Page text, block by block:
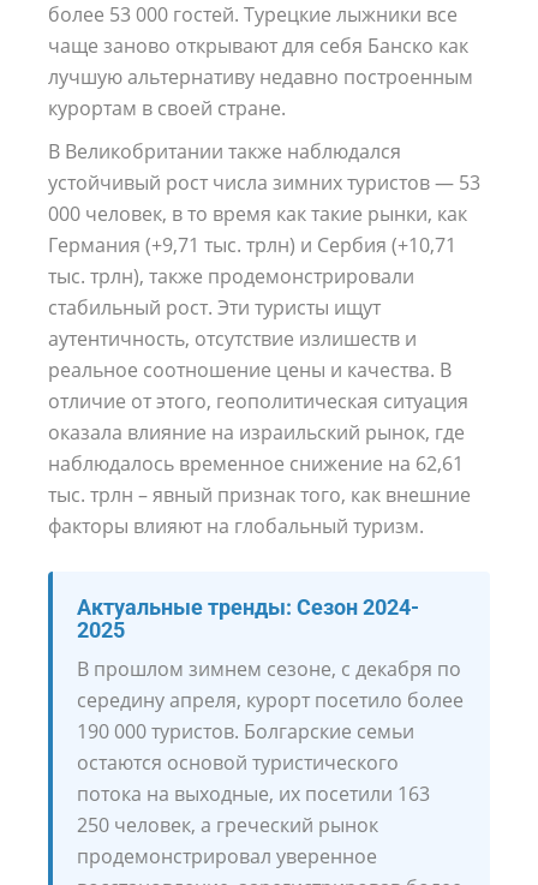
более 53 000 гостей. Турецкие лыжники все
чаще заново открывают для себя Банско как
лучшую альтернативу недавно построенным
курортам в своей стране.
В Великобритании также наблюдался
устойчивый рост числа зимних туристов — 53
000 человек, в то время как такие рынки, как
Германия (+9,71 тыс. трлн) и Сербия (+10,71
тыс. трлн), также продемонстрировали
стабильный рост. Эти туристы ищут
аутентичность, отсутствие излишеств и
реальное соотношение цены и качества. В
отличие от этого, геополитическая ситуация
оказала влияние на израильский рынок, где
наблюдалось временное снижение на 62,61
тыс. трлн – явный признак того, как внешние
факторы влияют на глобальный туризм.
Актуальные тренды: Сезон 2024-
2025
В прошлом зимнем сезоне, с декабря по
середину апреля, курорт посетило более
190 000 туристов. Болгарские семьи
остаются основой туристического
потока на выходные, их посетили 163
250 человек, а греческий рынок
продемонстрировал уверенное